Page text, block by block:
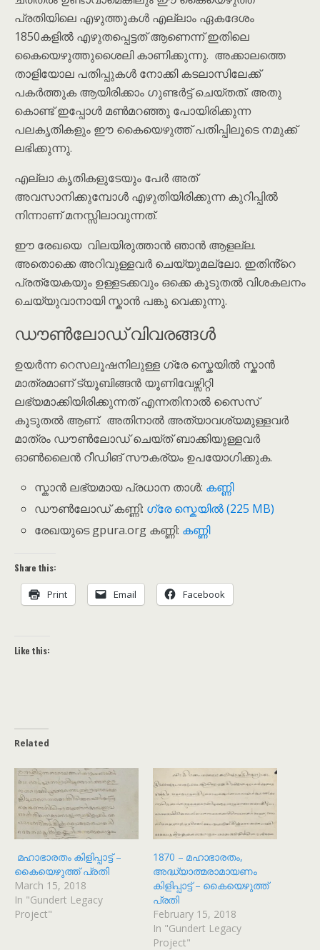
പ്രതിയിലെ എഴുത്തുകൾ എല്ലാം ഏകദേശം
1850കളിൽ എഴുതപ്പെട്ടത് ആണെന്ന് ഇതിലെ
കൈയെഴുത്തുശൈലി കാണിക്കുന്നു. അക്കാലത്തെ
താളിയോല പതിപ്പുകൾ നോക്കി കടലാസിലേക്ക്
പകർത്തുക ആയിരിക്കാം ഗുണ്ടർട്ട് ചെയ്തത്. അതു
കൊണ്ട് ഇപ്പോൾ മൺമറഞ്ഞു പോയിരിക്കുന്ന
പലകൃതികളും ഈ കൈയെഴുത്ത് പതിപ്പിലൂടെ നമുക്ക്
ലഭിക്കുന്നു.
എല്ലാ കൃതികളുടേയും പേർ അത്
അവസാനിക്കുമ്പോൾ എഴുതിയിരിക്കുന്ന കുറിപ്പിൽ
നിന്നാണ് മനസ്സിലാവുന്നത്.
ഈ രേഖയെ വിലയിരുത്താൻ ഞാൻ ആളല്ല.
അതൊക്കെ അറിവുള്ളവർ ചെയ്യുമല്ലോ. ഇതിൻ്റെ
പ്രത്യേകയും ഉള്ളടക്കവും ഒക്കെ കൂടുതൽ വിശകലനം
ചെയ്യുവാനായി സ്കാൻ പങ്കു വെക്കുന്നു.
ഡൗൺലോഡ് വിവരങ്ങൾ
ഉയർന്ന റെസലൂഷനിലുള്ള ഗ്രേ സ്കെയിൽ സ്കാൻ
മാത്രമാണ് ട്യൂബിങ്ങൻ യൂണിവേഴ്സിറ്റി
ലഭ്യമാക്കിയിരിക്കുന്നത് എന്നതിനാൽ സൈസ്
കൂടുതൽ ആണ്. അതിനാൽ അത്യാവശ്യമുള്ളവർ
മാത്രം ഡൗൺലോഡ് ചെയ്ത് ബാക്കിയുള്ളവർ
ഓൺലൈൻ റീഡിങ് സൗകര്യം ഉപയോഗിക്കുക.
സ്കാൻ ലഭ്യമായ പ്രധാന താൾ: കണ്ണി
ഡൗൺലോഡ് കണ്ണി: ഗ്രേ സ്കെയിൽ (225 MB)
രേഖയുടെ gpura.org കണ്ണി: കണ്ണി
Share this:
Print Email Facebook
Like this:
Related
മഹാഭാരതം കിളിപ്പാട്ട് –
കൈയെഴുത്ത് പ്രതി
March 15, 2018
In "Gundert Legacy
Project"
1870 – മഹാഭാരതം,
അദ്ധ്യാത്മരാമായണം
കിളിപ്പാട്ട് – കൈയെഴുത്ത്
പ്രതി
February 15, 2018
In "Gundert Legacy
Project"